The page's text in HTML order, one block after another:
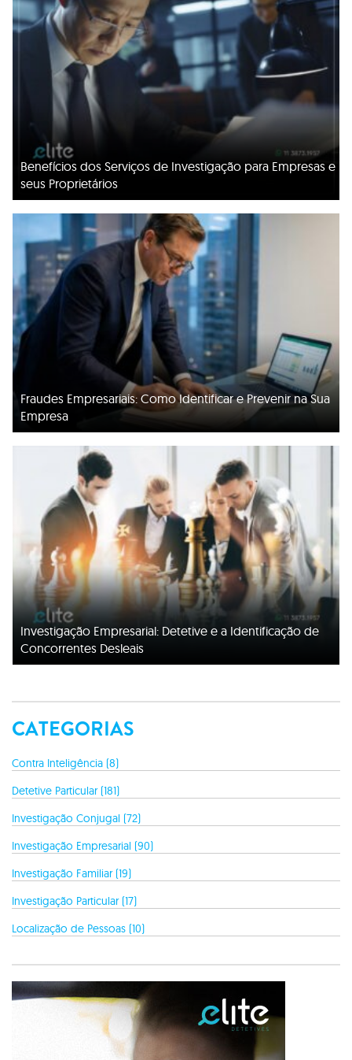
Benefícios dos Serviços de Investigação para Empresas e
seus Proprietários
Fraudes Empresariais: Como Identificar e Prevenir na Sua
Empresa
Investigação Empresarial: Detetive e a Identificação de
Concorrentes Desleais
CATEGORIAS
Contra Inteligência (8)
Detetive Particular (181)
Investigação Conjugal (72)
Investigação Empresarial (90)
Investigação Familiar (19)
Investigação Particular (17)
Localização de Pessoas (10)